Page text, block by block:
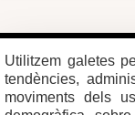
Utilitzem galetes
tendències,
moviments dels